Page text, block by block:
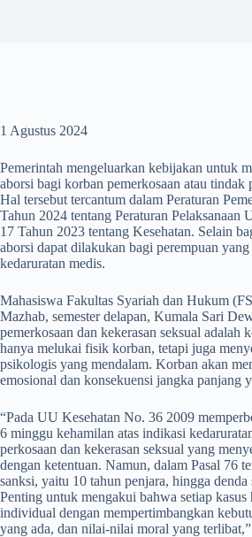
1 Agustus 2024
Pemerintah mengeluarkan kebijakan untuk
aborsi bagi korban pemerkosaan atau tindak
Hal tersebut tercantum dalam Peraturan
Tahun 2024 tentang Peraturan Pelaksanaan
17 Tahun 2023 tentang Kesehatan. Selain
aborsi dapat dilakukan bagi perempuan
kedaruratan medis.
Mahasiswa Fakultas Syariah dan Hukum
Mazhab, semester delapan, Kumala Sari
pemerkosaan dan kekerasan seksual adalah
hanya melukai fisik korban, tetapi juga
psikologis yang mendalam. Korban akan
emosional dan konsekuensi jangka panjang
“Pada UU Kesehatan No. 36 2009
6 minggu kehamilan atas indikasi
perkosaan dan kekerasan seksual yang
dengan ketentuan. Namun, dalam Pasal 76
sanksi, yaitu 10 tahun penjara, hingga
Penting untuk mengakui bahwa setiap kasus
individual dengan mempertimbangkan
yang ada, dan nilai-nilai moral yang